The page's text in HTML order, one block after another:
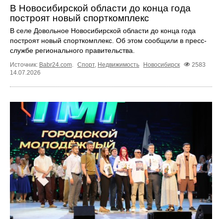
В Новосибирской области до конца года
построят новый спорткомплекс
В селе Довольное Новосибирской области до конца года
построят новый спорткомплекс. Об этом сообщили в пресс-
службе регионального правительства.
Источник: Babr24.com. Спорт, Недвижимость Новосибирск
2583
14.07.2026